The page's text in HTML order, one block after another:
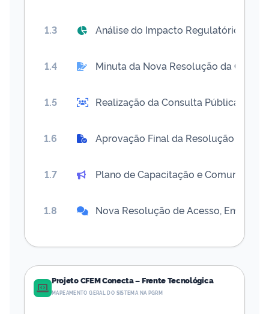
1.3 Análise do Impacto Regulatório (AIR)
1.4 Minuta da Nova Resolução da CFEM
1.5 Realização da Consulta Pública e
1.6 Aprovação Final da Resolução pela
1.7 Plano de Capacitação e Comunicação
1.8 Nova Resolução de Acesso, Emissão
Projeto CFEM Conecta – Frente Tecnológica
MAPEAMENTO GERAL DO SISTEMA NA PGRM